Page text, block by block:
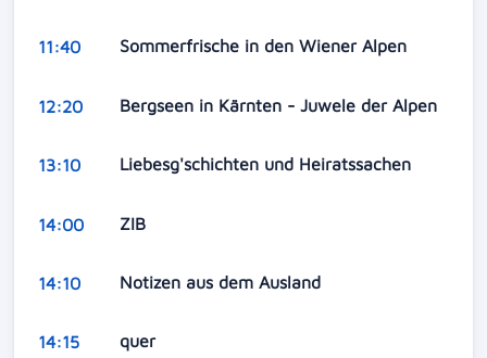
11:40 Sommerfrische in den Wiener Alpen
12:20 Bergseen in Kärnten - Juwele der Alpen
13:10 Liebesg'schichten und Heiratssachen
14:00 ZIB
14:10 Notizen aus dem Ausland
14:15 quer